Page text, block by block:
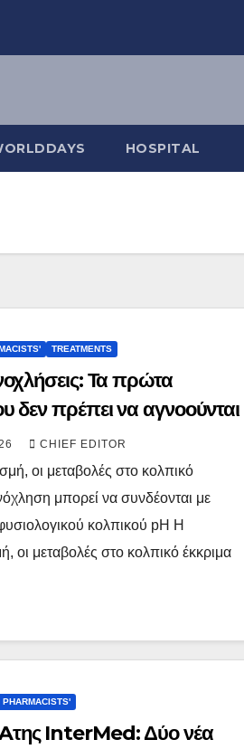
HOSPITAL
TREATMENTS
Τα πρώτα
δεν πρέπει να αγνοούνται
CHIEF EDITOR
οι μεταβολές στο κολπικό
μπορεί να συνδέονται με
κολπικού pH Η
οι μεταβολές στο κολπικό έκκριμα
PHARMACISTS'
InterMed: Δύο νέα